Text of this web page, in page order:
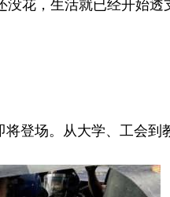
花，生活就已经开始透
将登场。从大学、工会到